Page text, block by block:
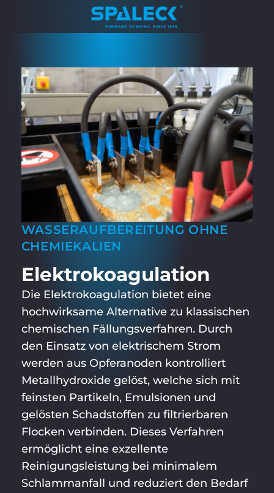
WASSERAUFBEREITUNG OHNE
CHEMIEKALIEN
Elektro­koagulation
Die Elektrokoagulation bietet eine
hochwirksame Alternative zu klassischen
chemischen Fällungsverfahren. Durch
den Einsatz von elektrischem Strom
werden aus Opferanoden kontrolliert
Metallhydroxide gelöst, welche sich mit
feinsten Partikeln, Emulsionen und
gelösten Schadstoffen zu filtrierbaren
Flocken verbinden. Dieses Verfahren
ermöglicht eine exzellente
Reinigungsleistung bei minimalem
Schlammanfall und reduziert den Bedarf